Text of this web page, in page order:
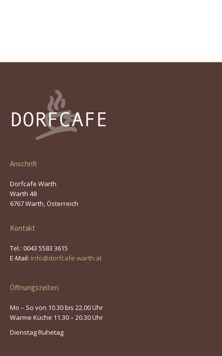
Anschrift
Dorfcafe Warth
Warth 48
6767 Warth, Österreich
Kontakt
Tel.: 0043 5583 3615
E-Mail: info@dorfcafe-warth.at
Öffnungszeiten
Mo – So von 10.30 bis 22.00 Uhr
Warme Küche 11.30 – 20.30 Uhr
Dienstag Ruhetag